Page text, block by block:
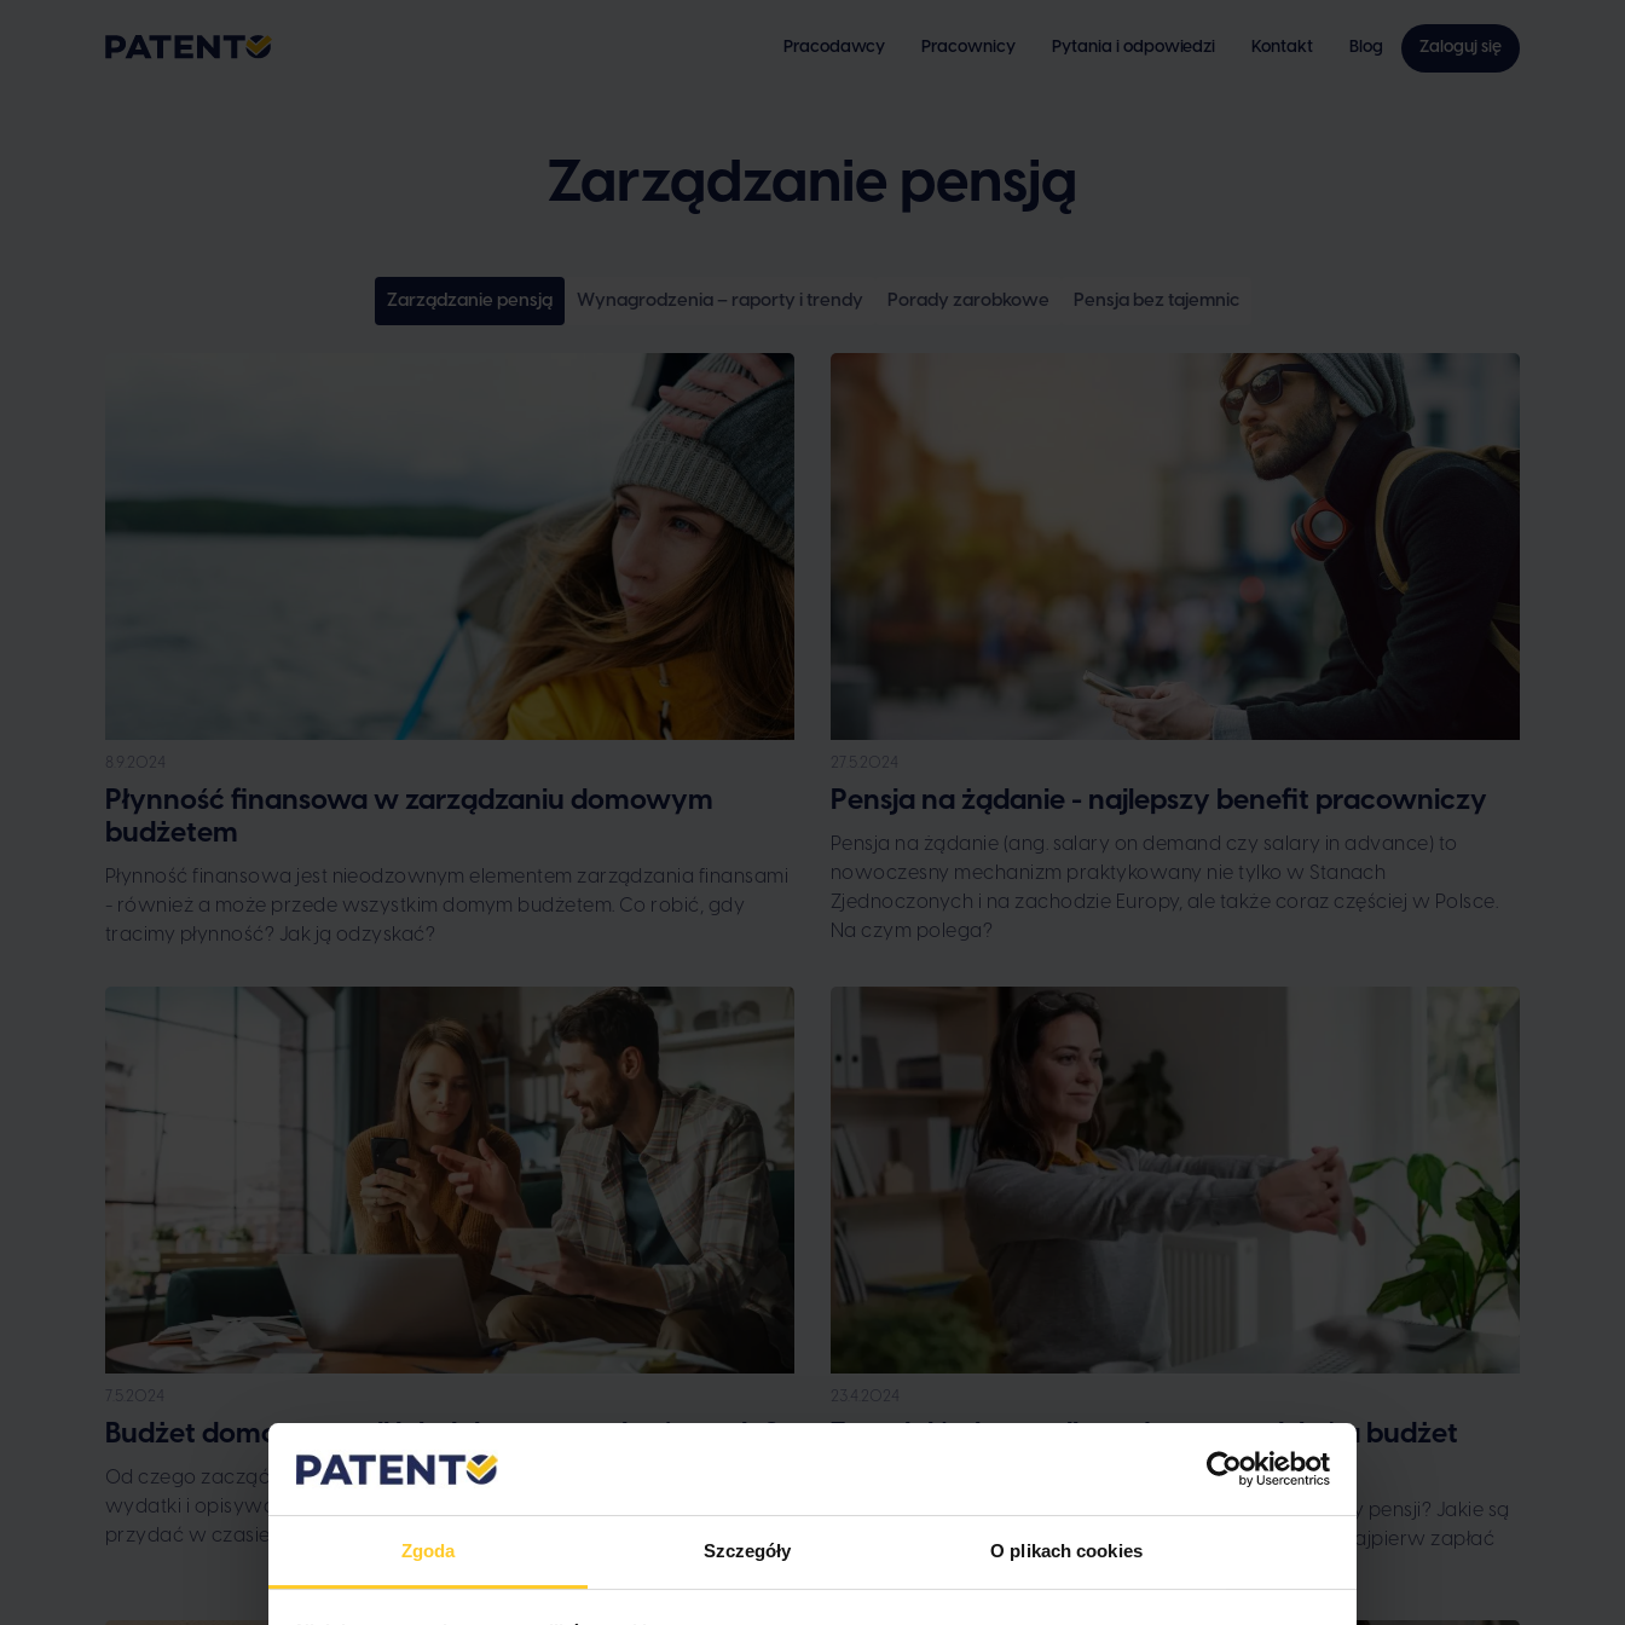
Zgoda Szczegóły O plikach cookies
Pracodawcy Pracownicy Pytania i odpowiedzi Kontakt Blog Zaloguj się
Zarządzanie pensją
Zarządzanie pensją Wynagrodzenia – raporty i trendy Porady zarobkowe Pensja bez tajemnic
8.9.2024
Płynność finansowa w zarządzaniu domowym
budżetem
Płynność finansowa jest nieodzownym elementem zarządzania finansami
- również a może przede wszystkim domym budżetem. Co robić, gdy
tracimy płynność? Jak ją odzyskać?
27.5.2024
Pensja na żądanie - najlepszy benefit pracowniczy
Pensja na żądanie (ang. salary on demand czy salary in advance) to
nowoczesny mechanizm praktykowany nie tylko w Stanach
Zjednoczonych i na zachodzie Europy, ale także coraz częściej w Polsce.
Na czym polega?
7.5.2024
Budżet domowy, czyli jak dobrze zarządzać pensją?
Od czego zacząć zarządzanie budżetem domowym? Jak planować
wydatki i opisywać dochody? Czy prowadzenie budżetu może się
przydać w czasie inflacji?
23.4.2024
Tygodniówka, czyli wypłata co tydzień a budżet
aki wpływ na domowy budżet ma częstotliwość wypłaty pensji? Jakie są
zalety tygodniowej wypłaty i na czym polega metoda “najpierw zapłać